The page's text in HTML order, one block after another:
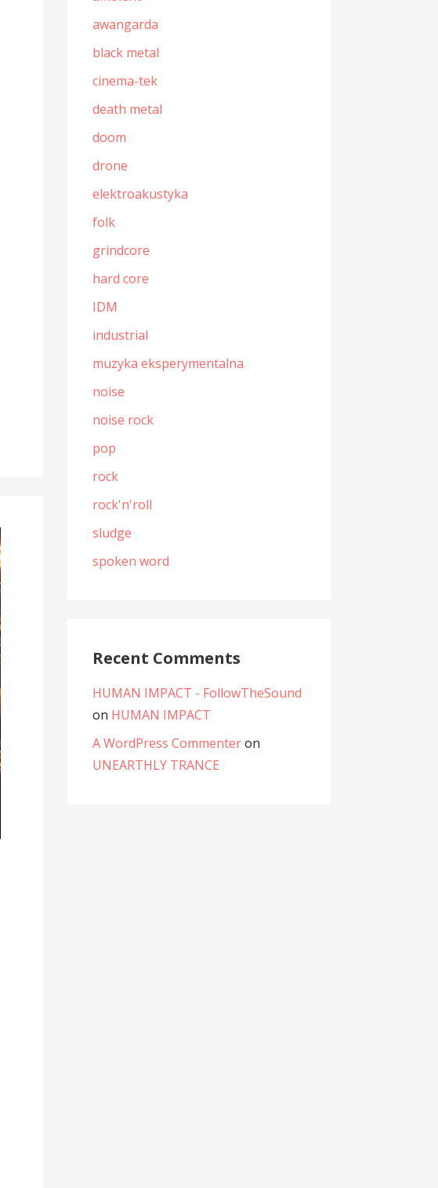
awangarda
black metal
cinema-tek
death metal
doom
drone
elektroakustyka
folk
grindcore
hard core
IDM
industrial
muzyka eksperymentalna
noise
noise rock
pop
rock
rock'n'roll
sludge
spoken word
Recent Comments
HUMAN IMPACT - FollowTheSound
on HUMAN IMPACT
A WordPress Commenteron
UNEARTHLY TRANCE